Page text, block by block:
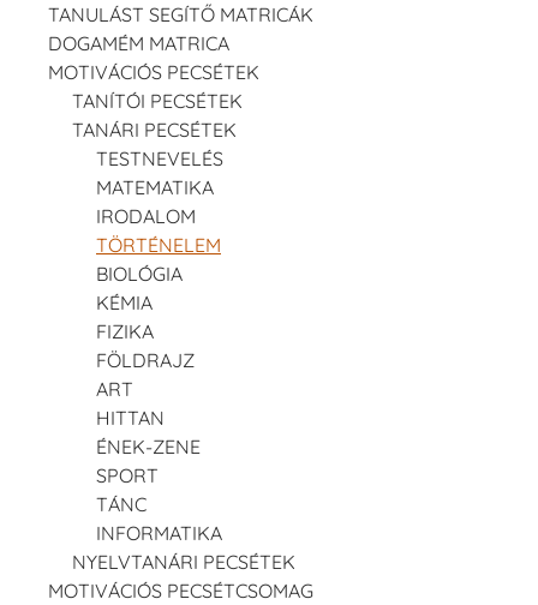
TANULÁST SEGÍTŐ MATRICÁK
DOGAMÉM MATRICA
MOTIVÁCIÓS PECSÉTEK
TANÍTÓI PECSÉTEK
TANÁRI PECSÉTEK
TESTNEVELÉS
MATEMATIKA
IRODALOM
TÖRTÉNELEM
BIOLÓGIA
KÉMIA
FIZIKA
FÖLDRAJZ
ART
HITTAN
ÉNEK-ZENE
SPORT
TÁNC
INFORMATIKA
NYELVTANÁRI PECSÉTEK
MOTIVÁCIÓS PECSÉTCSOMAG